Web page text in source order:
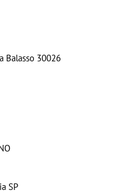
Balasso 30026
SP